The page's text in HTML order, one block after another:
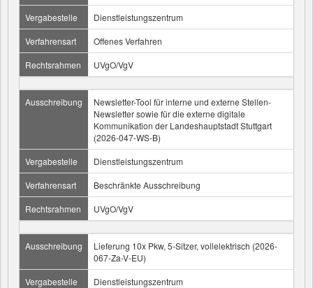
Vergabestelle
Dienstleistungszentrum
Verfahrensart
Offenes Verfahren
Rechtsrahmen
UVgO/VgV
Ausschreibung
Newsletter-Tool für interne und externe Stellen-
Newsletter sowie für die externe digitale
Kommunikation der Landeshauptstadt Stuttgart
(2026-047-WS-B)
Vergabestelle
Dienstleistungszentrum
Verfahrensart
Beschränkte Ausschreibung
Rechtsrahmen
UVgO/VgV
Ausschreibung
Lieferung 10x Pkw, 5-Sitzer, vollelektrisch (2026-
067-Za-V-EU)
Vergabestelle
Dienstleistungszentrum